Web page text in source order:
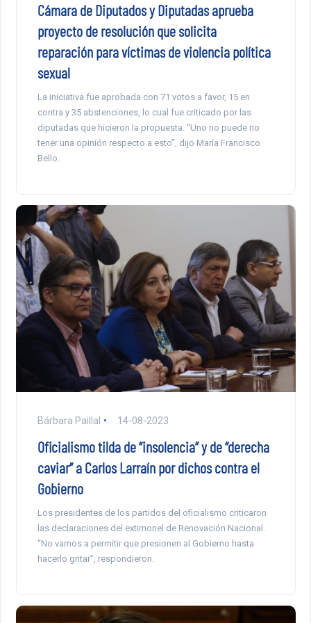
Cámara de Diputados y Diputadas aprueba
proyecto de resolución que solicita
reparación para víctimas de violencia política
sexual
La iniciativa fue aprobada con 71 votos a favor, 15 en
contra y 35 abstenciones, lo cual fue criticado por las
diputadas que hicieron la propuesta. “Uno no puede no
tener una opinión respecto a esto”, dijo María Francisco
Bello.
Bárbara Paillal 14-08-2023
Oficialismo tilda de “insolencia” y de “derecha
caviar” a Carlos Larraín por dichos contra el
Gobierno
Los presidentes de los partidos del oficialismo criticaron
las declaraciones del extimonel de Renovación Nacional.
“No vamos a permitir que presionen al Gobierno hasta
hacerlo gritar”, respondieron.